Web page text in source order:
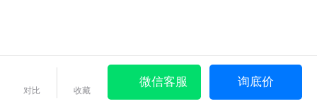
对比 收藏
微信客服 询底价